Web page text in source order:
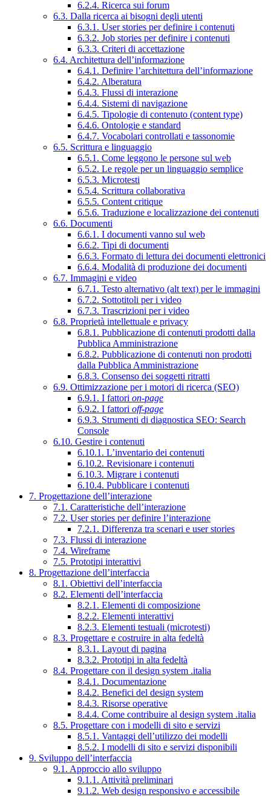
6.2.4. Ricerca sui forum
6.3. Dalla ricerca ai bisogni degli utenti
6.3.1. User stories per definire i contenuti
6.3.2. Job stories per definire i contenuti
6.3.3. Criteri di accettazione
6.4. Architettura dell’informazione
6.4.1. Definire l’architettura dell’informazione
6.4.2. Alberatura
6.4.3. Flussi di interazione
6.4.4. Sistemi di navigazione
6.4.5. Tipologie di contenuto (content type)
6.4.6. Ontologie e standard
6.4.7. Vocabolari controllati e tassonomie
6.5. Scrittura e linguaggio
6.5.1. Come leggono le persone sul web
6.5.2. Le regole per un linguaggio semplice
6.5.3. Microtesti
6.5.4. Scrittura collaborativa
6.5.5. Content critique
6.5.6. Traduzione e localizzazione dei contenuti
6.6. Documenti
6.6.1. I documenti vanno sul web
6.6.2. Tipi di documenti
6.6.3. Formato di lettura dei documenti elettronici
6.6.4. Modalità di produzione dei documenti
6.7. Immagini e video
6.7.1. Testo alternativo (alt text) per le immagini
6.7.2. Sottotitoli per i video
6.7.3. Trascrizioni per i video
6.8. Proprietà intellettuale e privacy
6.8.1. Pubblicazione di contenuti prodotti dalla
Pubblica Amministrazione
6.8.2. Pubblicazione di contenuti non prodotti
dalla Pubblica Amministrazione
6.8.3. Consenso dei soggetti ritratti
6.9. Ottimizzazione per i motori di ricerca (SEO)
6.9.1. I fattori on-page
6.9.2. I fattori off-page
6.9.3. Strumenti di diagnostica SEO: Search
Console
6.10. Gestire i contenuti
6.10.1. L’inventario dei contenuti
6.10.2. Revisionare i contenuti
6.10.3. Migrare i contenuti
6.10.4. Pubblicare i contenuti
7. Progettazione dell’interazione
7.1. Caratteristiche dell’interazione
7.2. User stories per definire l’interazione
7.2.1. Differenza tra scenari e user stories
7.3. Flussi di interazione
7.4. Wireframe
7.5. Prototipi interattivi
8. Progettazione dell’interfaccia
8.1. Obiettivi dell’interfaccia
8.2. Elementi dell’interfaccia
8.2.1. Elementi di composizione
8.2.2. Elementi interattivi
8.2.3. Elementi testuali (microtesti)
8.3. Progettare e costruire in alta fedeltà
8.3.1. Layout di pagina
8.3.2. Prototipi in alta fedeltà
8.4. Progettare con il design system .italia
8.4.1. Documentazione
8.4.2. Benefici del design system
8.4.3. Risorse operative
8.4.4. Come contribuire al design system .italia
8.5. Progettare con i modelli di sito e servizi
8.5.1. Vantaggi dell’utilizzo dei modelli
8.5.2. I modelli di sito e servizi disponibili
9. Sviluppo dell’interfaccia
9.1. Approccio allo sviluppo
9.1.1. Attività preliminari
9.1.2. Web design responsivo e accessibile